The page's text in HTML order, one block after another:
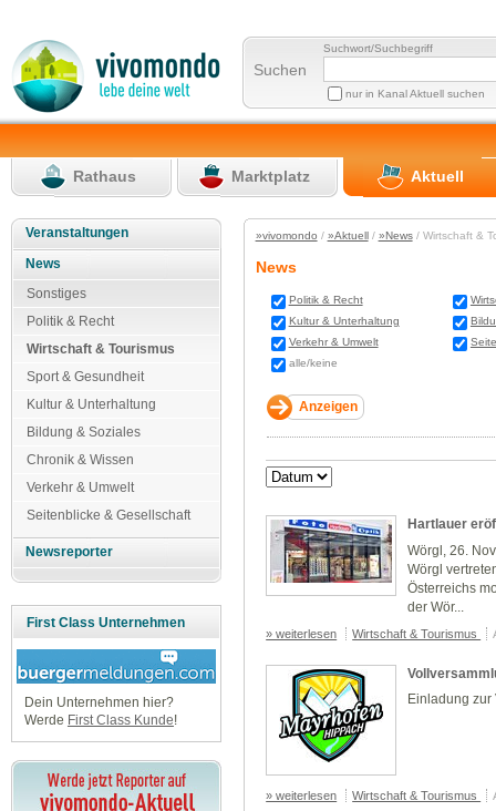
Suchen
Suchwort/Suchbegriff
nur in Kanal Aktuell suchen
Rathaus Marktplatz Aktuell
Veranstaltungen
News
Sonstiges
Politik & Recht
Wirtschaft & Tourismus
Sport & Gesundheit
Kultur & Unterhaltung
Bildung & Soziales
Chronik & Wissen
Verkehr & Umwelt
Seitenblicke & Gesellschaft
Newsreporter
First Class Unternehmen
Dein Unternehmen hier?
Werde First Class Kunde!
»vivomondo / »Aktuell/ »News/ Wirtschaft &
News
Politik & Recht
Kultur & Unterhaltung
Verkehr & Umwelt
alle/keine
Hartlauer
Wörgl, 26.
Wörgl
Österreichs
der Wör...
» weiterlesen Wirtschaft & Tourismus
Einladung
» weiterlesen Wirtschaft & Tourismus